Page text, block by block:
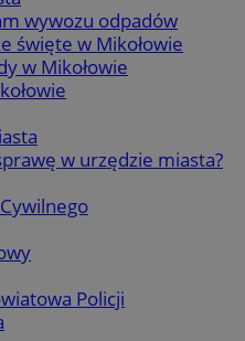
wywozu odpadów
święte w Mikołowie
w Mikołowie
w urzędzie miasta?
Policji